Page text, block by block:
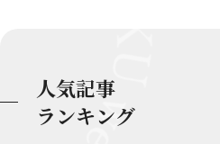
人気記事
ランキング